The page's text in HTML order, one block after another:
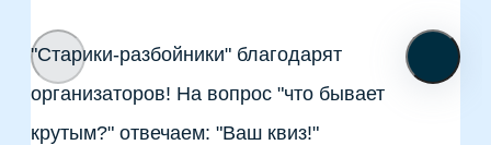
"Старики-разбойники" благодарят
организаторов! На вопрос "что бывает
крутым?" отвечаем: "Ваш квиз!"